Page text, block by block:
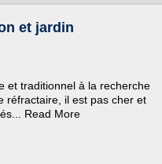
et jardin
et traditionnel à la recherche
réfractaire, il est pas cher et
Read More